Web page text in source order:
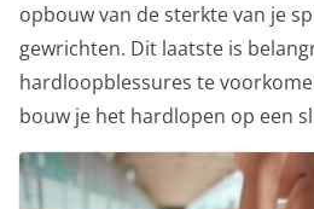
opbouw van de sterkte van je
gewrichten. Dit laatste is
hardloopblessures te
bouw je het hardlopen op een